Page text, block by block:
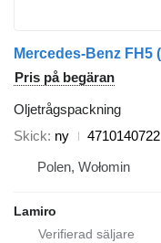
Pris på begäran
Oljetrågspackning
Skick ny
4710140722
Polen, Wołomin
Lamiro